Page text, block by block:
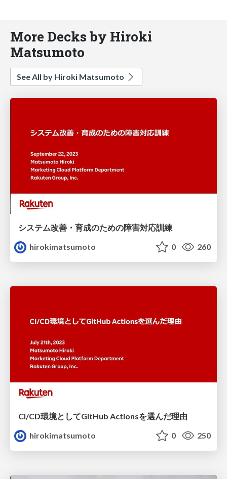
More Decks by Hiroki
Matsumoto
See All by Hiroki Matsumoto
システム改善・育成のための障害対応訓練
hirokimatsumoto
0 260
CI/CD環境としてGitHub Actionsを選んだ理由
hirokimatsumoto
0 250